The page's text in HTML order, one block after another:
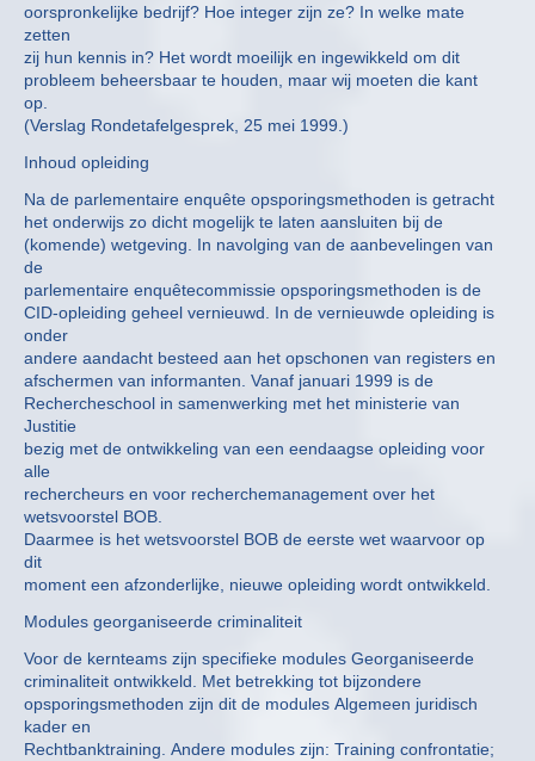
oorspronkelijke bedrijf? Hoe integer zijn ze? In welke mate
zetten
zij hun kennis in? Het wordt moeilijk en ingewikkeld om dit
probleem beheersbaar te houden, maar wij moeten die kant
op.
(Verslag Rondetafelgesprek, 25 mei 1999.)
Inhoud opleiding
Na de parlementaire enquête opsporingsmethoden is getracht
het onderwijs zo dicht mogelijk te laten aansluiten bij de
(komende) wetgeving. In navolging van de aanbevelingen van
de
parlementaire enquêtecommissie opsporingsmethoden is de
CID-opleiding geheel vernieuwd. In de vernieuwde opleiding is
onder
andere aandacht besteed aan het opschonen van registers en
afschermen van informanten. Vanaf januari 1999 is de
Rechercheschool in samenwerking met het ministerie van
Justitie
bezig met de ontwikkeling van een eendaagse opleiding voor
alle
rechercheurs en voor recherchemanagement over het
wetsvoorstel BOB.
Daarmee is het wetsvoorstel BOB de eerste wet waarvoor op
dit
moment een afzonderlijke, nieuwe opleiding wordt ontwikkeld.
Modules georganiseerde criminaliteit
Voor de kernteams zijn specifieke modules Georganiseerde
criminaliteit ontwikkeld. Met betrekking tot bijzondere
opsporingsmethoden zijn dit de modules Algemeen juridisch
kader en
Rechtbanktraining. Andere modules zijn: Training confrontatie;